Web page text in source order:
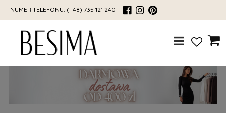
NUMER TELEFONU: (+48) 735 121 240